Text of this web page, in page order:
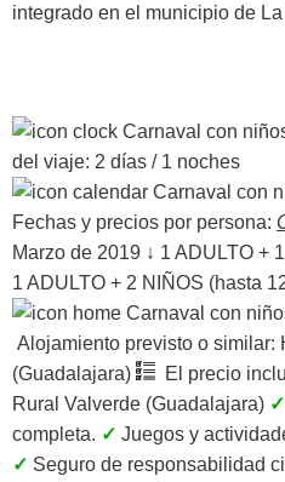
integrado en el municipio de
del viaje: 2 días / 1 noches
Fechas y precios por persona:
Marzo de 2019 ↓ 1 ADULTO +
1 ADULTO + 2 NIÑOS (hasta
Alojamiento previsto o similar:
(Guadalajara)
El precio
Rural Valverde (Guadalajara) ✓
completa. ✓ Juegos y
✓ Seguro de responsabilidad